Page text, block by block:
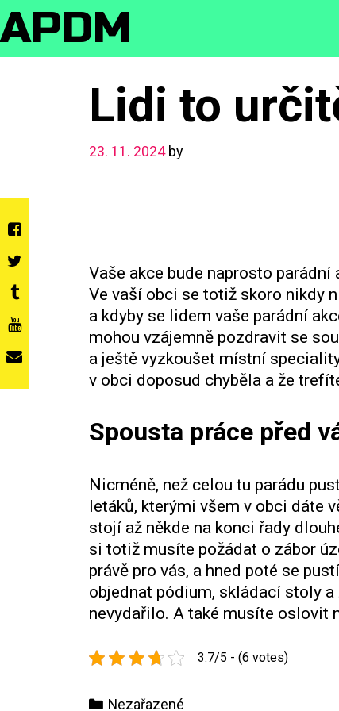
Skip
to
content
APDM
Lidi to
23. 11. 2024 by
Vaše akce bude naprosto
Ve vaší obci se totiž skoro nikdy
a kdyby se lidem vaše parádní
mohou vzájemně pozdravit se
a ještě vyzkoušet místní
v obci doposud chyběla a že
Spousta práce před
Nicméně, než celou tu parádu
letáků, kterými všem v obci dáte
stojí až někde na konci řady
si totiž musíte požádat o zábor
právě pro vás, a hned poté se
objednat pódium, skládací stoly
nevydařilo. A také musíte oslovit
3.7/5 - (6 votes)
Categories
Nezařazené